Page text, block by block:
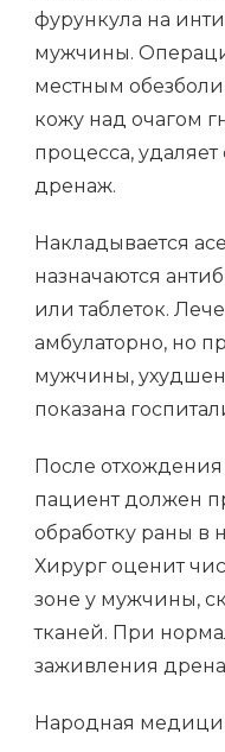
фурункула на
мужчины.
местным
кожу над очагом
процесса, удаляет
дренаж.
Накладывается
назначаются
или таблеток.
амбулаторно, но
мужчины,
показана
После
пациент должен
обработку раны в
Хирург оценит
зоне у мужчины,
тканей. При
заживления
Народная